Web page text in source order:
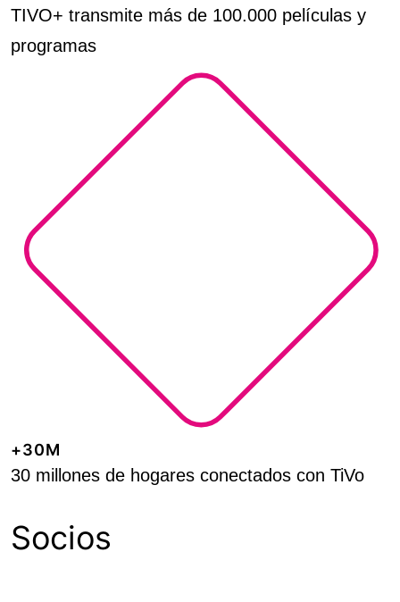
TIVO+ transmite más de 100.000 películas y
programas
+30M
30 millones de hogares conectados con TiVo
Socios